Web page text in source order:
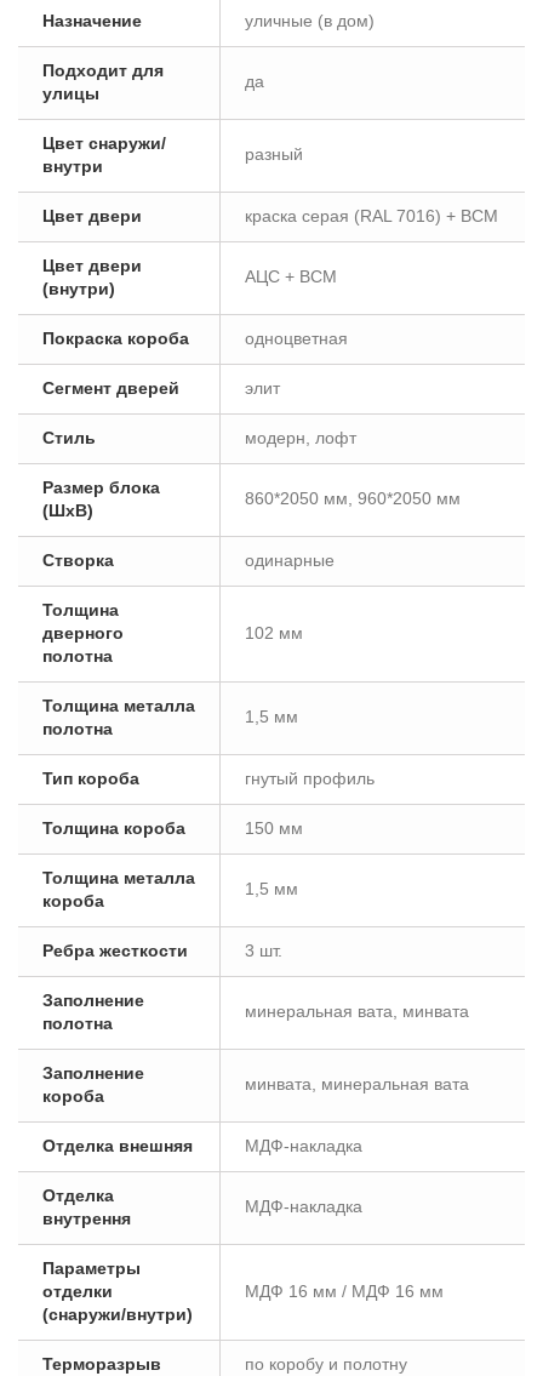
Назначение уличные (в дом)
Подходит для
улицы
да
Цвет снаружи/
внутри
разный
Цвет двери краска серая (RAL 7016) + ВСМ
Цвет двери
(внутри)
АЦС + ВСМ
Покраска короба одноцветная
Сегмент дверей элит
Стиль модерн, лофт
Размер блока
(ШxВ)
860*2050 мм, 960*2050 мм
Створка одинарные
Толщина
дверного
полотна
102 мм
Толщина металла
полотна
1,5 мм
Тип короба гнутый профиль
Толщина короба 150 мм
Толщина металла
короба
1,5 мм
Ребра жесткости 3 шт.
Заполнение
полотна
минеральная вата, минвата
Заполнение
короба
минвата, минеральная вата
Отделка внешняя МДФ-накладка
Отделка
внутрення
МДФ-накладка
Параметры
отделки
(снаружи/внутри)
МДФ 16 мм / МДФ 16 мм
Терморазрыв по коробу и полотну